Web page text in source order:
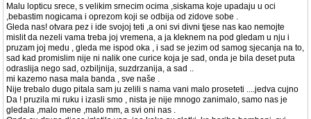
Malu lopticu srece, s velikim srnecim ocima ,siskama koje upadaju u oci
,bebastim nogicama i oprezom koji se odbija od zidove sobe .
Gleda nas! otvara pez i ide svojoj teti ,a oni svi divni tjese nas kao nemojte
mislit da nezeli vama treba joj vremena, a ja kleknem na pod gledam u nju i
pruzam joj medu , gleda me ispod oka , i sad se jezim od samog sjecanja na to,
sad kad promislim nije ni nalik one curice koja je sad, onda je bila deset puta
odraslija nego sad, ozbiljnija, suzdrzanija, a sad ..
mi kazemo nasa mala banda , sve naše .
Nije trebalo dugo pitala sam ju zelili s nama vani malo proseteti ....jedva cujno
Da ! pruzila mi ruku i izasli smo , nista je nije mnogo zanimalo, samo nas je
gledala ,malo mene ,malo mm, a svi oni nas .